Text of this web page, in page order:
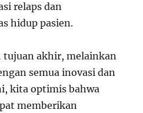
relaps dan
hidup pasien.
tujuan akhir, melainkan
semua inovasi dan
kita optimis bahwa
memberikan